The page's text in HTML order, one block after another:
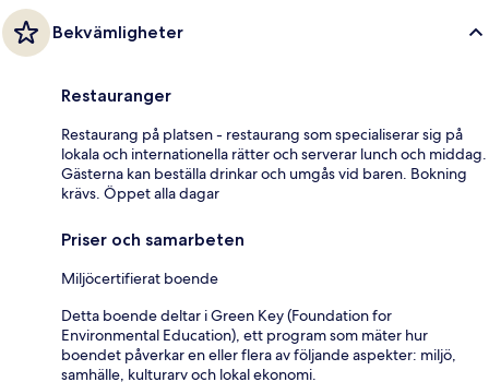
Bekvämligheter
Restauranger
Restaurang på platsen - restaurang som specialiserar sig på
lokala och internationella rätter och serverar lunch och middag.
Gästerna kan beställa drinkar och umgås vid baren. Bokning
krävs. Öppet alla dagar
Priser och samarbeten
Miljöcertifierat boende
Detta boende deltar i Green Key (Foundation for
Environmental Education), ett program som mäter hur
boendet påverkar en eller flera av följande aspekter: miljö,
samhälle, kulturarv och lokal ekonomi.